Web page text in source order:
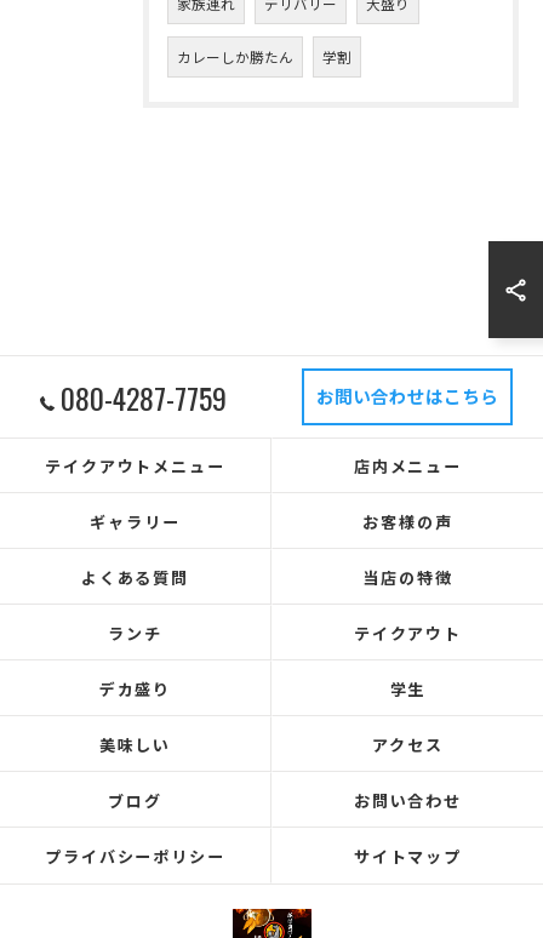
カレーしか勝たん 学割
080-4287-7759 お問い合わせはこちら
テイクアウトメニュー 店内メニュー
ギャラリー お客様の声
よくある質問 当店の特徴
ランチ テイクアウト
デカ盛り 学生
美味しい アクセス
ブログ お問い合わせ
プライバシーポリシー サイトマップ